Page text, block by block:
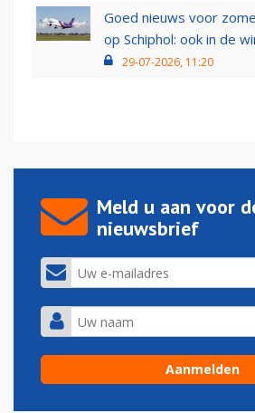
Goed nieuws voor
op Schiphol: ook in de
29-07-2026, 11:20
Meld u aan voor
nieuwsbrief